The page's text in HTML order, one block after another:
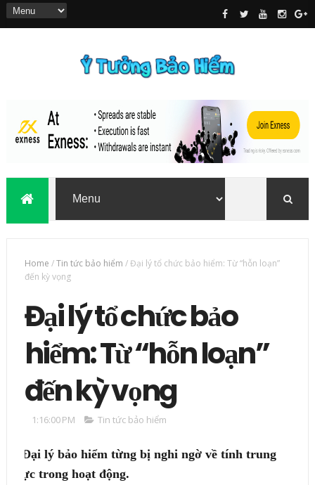
Home /Tin tức bảo hiểm /Đại lý tổ chức bảo hiểm: Từ “hỗn loạn”
đến kỳ vọng
Đại lý tổ chức bảo
hiểm: Từ “hỗn loạn”
đến kỳ vọng
1:16:00 PM Tin tức bảo hiểm